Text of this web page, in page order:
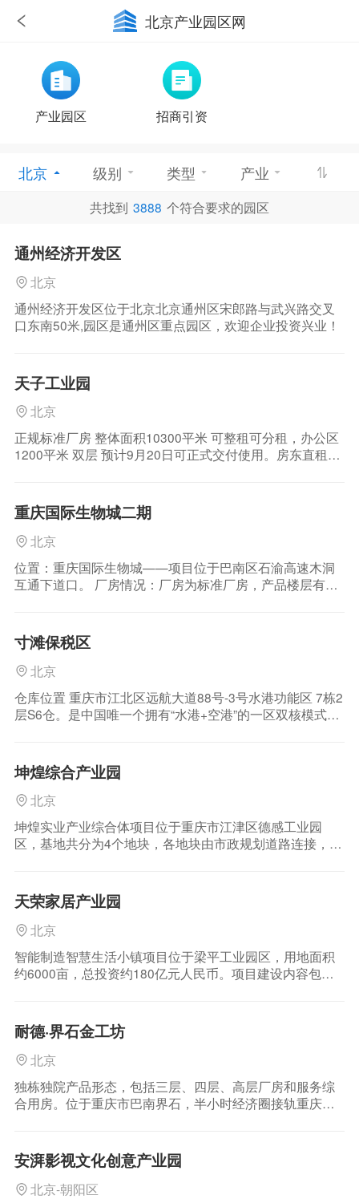
北京产业园区网
产业园区 招商引资
北京 级别 类型 产业
共找到 3888 个符合要求的园区
通州经济开发区
北京
通州经济开发区位于北京北京通州区宋郎路与武兴路交叉
口东南50米,园区是通州区重点园区，欢迎企业投资兴业！
天子工业园
北京
正规标准厂房 整体面积10300平米 可整租可分租，办公区
1200平米 双层 预计9月20日可正式交付使用。房东直租非
重庆国际生物城二期
北京
位置：重庆国际生物城——项目位于巴南区石渝高速木洞
互通下道口。 厂房情况：厂房为标准厂房，产品楼层有2
力（可扩容）。 周边产业：区域为重庆高新区，国际生物
城，定位为重庆市生物
寸滩保税区
北京
仓库位置 重庆市江北区远航大道88号-3号水港功能区 7栋2
层S6仓。是中国唯一个拥有“水港+空港”的一区双核模式保
享有独特的通关， 外汇， 海关政策优势 独特优势 动态流
量仓库管理模式，
坤煌综合产业园
北京
坤煌实业产业综合体项目位于重庆市江津区德感工业园
区，基地共分为4个地块，各地块由市政规划道路连接，周
天荣家居产业园
北京
智能制造智慧生活小镇项目位于梁平工业园区，用地面积
约6000亩，总投资约180亿元人民币。项目建设内容包含
仓储、核心展示、电商运营、生活配套、住宅商业等功能
区，以“基地+电商”模式，将建成重庆市承接家
耐德·界石金工坊
北京
独栋独院产品形态，包括三层、四层、高层厂房和服务综
合用房。位于重庆市巴南界石，半小时经济圈接轨重庆全
彭公路物流基地（国家级）车程在30分钟以内；轻轨6号线
和8号线也将大大缩短交通时间成本。
安湃影视文化创意产业园
北京-朝阳区